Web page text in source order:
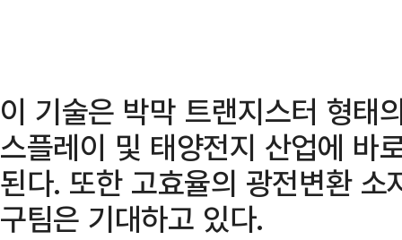
이 기술은 박막 트랜지스터 형태
스플레이 및 태양전지 산업에 바
된다. 또한 고효율의 광전변환
구팀은 기대하고 있다.